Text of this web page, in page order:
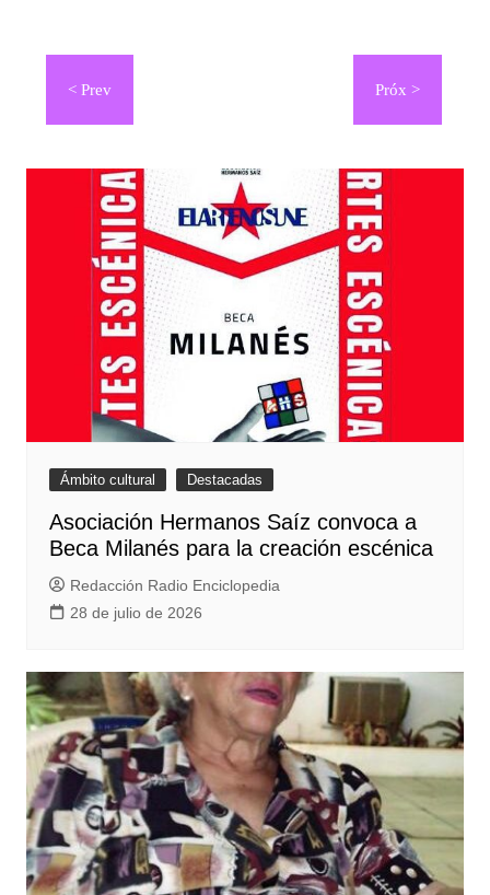
Navegación
entradas
Ámbito cultural Destacadas
Asociación Hermanos Saíz convoca a
Beca Milanés para la creación escénica
Redacción Radio Enciclopedia
28 de julio de 2026